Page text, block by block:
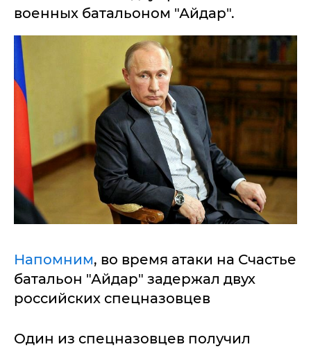
военных батальоном "Айдар".
Напомним, во время атаки на Счастье
батальон "Айдар" задержал двух
российских спецназовцев
Один из спецназовцев получил